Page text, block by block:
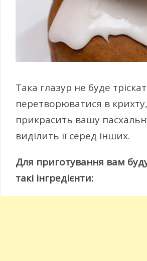
Така глазур не буде
перетворюватися в
прикрасить вашу
виділить її серед інших.
Для приготування вам
такі інгредієнти: